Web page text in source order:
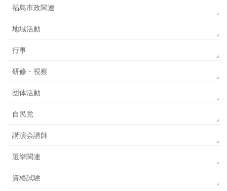
福島市政関連
地域活動
行事
研修・視察
団体活動
自民党
講演会講師
選挙関連
資格試験